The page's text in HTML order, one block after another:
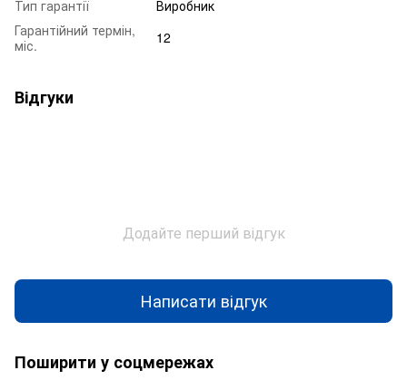
Тип гарантії
Виробник
Гарантійний термін,
міс.
12
Відгуки
Додайте перший відгук
Написати відгук
Поширити у соцмережах